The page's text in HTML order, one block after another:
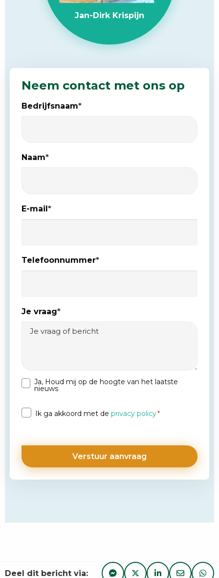
Jan-Dirk Krispijn
Neem contact met ons op
Bedrijfsnaam*
Naam*
E-mail*
Telefoonnummer*
Je vraag*
Nieuwsbrief
Ja, Houd mij op de hoogte van het laatste
nieuws
Privacy
Ik ga akkoord met de privacy policy*
Deel dit bericht via: